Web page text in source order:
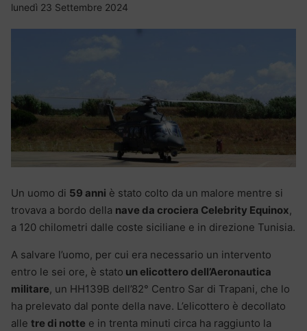
lunedì 23 Settembre 2024
Un uomo di 59 anni è stato colto da un malore mentre si
trovava a bordo della nave da crociera Celebrity Equinox,
a 120 chilometri dalle coste siciliane e in direzione Tunisia.
A salvare l’uomo, per cui era necessario un intervento
entro le sei ore, è stato un elicottero dell’Aeronautica
militare, un HH139B dell’82° Centro Sar di Trapani, che lo
ha prelevato dal ponte della nave. L’elicottero è decollato
alle tre di notte e in trenta minuti circa ha raggiunto la